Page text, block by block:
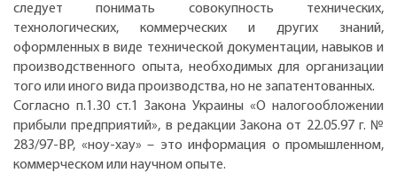
следует понимать совокупность технических,
технологических, коммерческих и других знаний,
оформленных в виде технической документации, навыков и
производственного опыта, необходимых для организации
того или иного вида производства, но не запатентованных.
Согласно п.1.30 ст.1 Закона Украины «О налогообложении
прибыли предприятий», в редакции Закона от 22.05.97 г. №
283/97-ВР, «ноу-хау» – это информация о промышленном,
коммерческом или научном опыте.